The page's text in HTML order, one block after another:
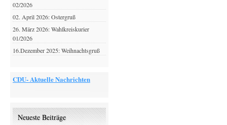
02/2026
02. April 2026: Ostergruß
26. März 2026: Wahlkreiskurier
01/2026
16.Dezember 2025: Weihnachtsgruß
CDU- Aktuelle Nachrichten
Neueste Beiträge